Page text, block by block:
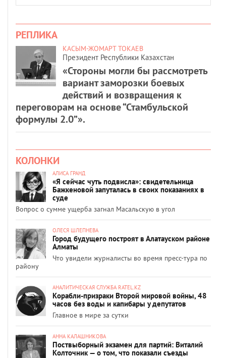
РЕПЛИКА
КАСЫМ-ЖОМАРТ ТОКАЕВ
Президент Республики Казахстан
«Стороны могли бы рассмотреть
вариант заморозки боевых
действий и возвращения к
переговорам на основе “Стамбульской
формулы 2.0”».
КОЛОНКИ
АЛИСА ГРАНД
«Я сейчас чуть подвисла»: свидетельница
Бажкеновой запуталась в своих показаниях в
суде
Вопрос о сумме ущерба загнал Масальскую в угол
ОЛЕСЯ ШЛЕПНЕВА
Город будущего построят в Алатауском районе
Алматы
Что увидели журналисты во время пресс-тура по
району
АНАЛИТИЧЕСКАЯ СЛУЖБА RATEL.KZ
Корабли-призраки Второй мировой войны, 48
часов без воды и капибары у депутатов
Главное в мире за сутки
АННА КАЛАШНИКОВА
Поствыборный экзамен для партий: Виталий
Колточник — о том, что показали съезды